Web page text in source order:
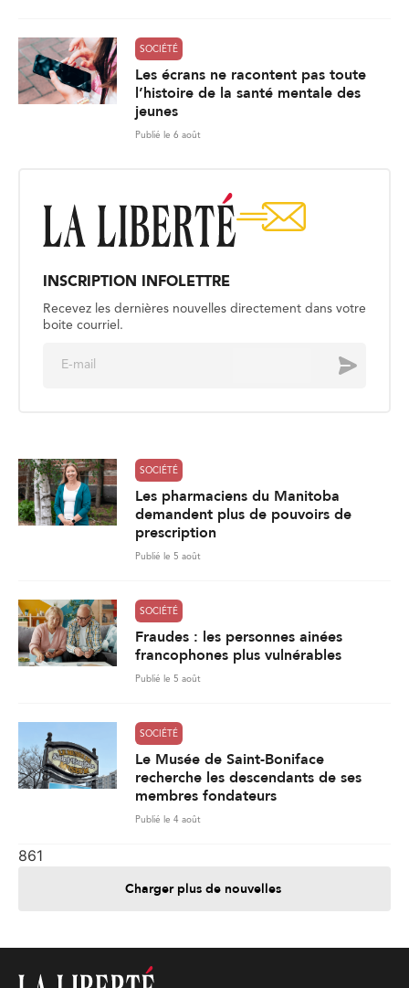
SOCIÉTÉ
Les écrans ne racontent pas toute
l’histoire de la santé mentale des
jeunes
Publié le 6 août
INSCRIPTION INFOLETTRE
Recevez les dernières nouvelles directement dans votre
boite courriel.
Envoyer
SOCIÉTÉ
Les pharmaciens du Manitoba
demandent plus de pouvoirs de
prescription
Publié le 5 août
SOCIÉTÉ
Fraudes : les personnes ainées
francophones plus vulnérables
Publié le 5 août
SOCIÉTÉ
Le Musée de Saint-Boniface
recherche les descendants de ses
membres fondateurs
Publié le 4 août
861
Charger plus de nouvelles